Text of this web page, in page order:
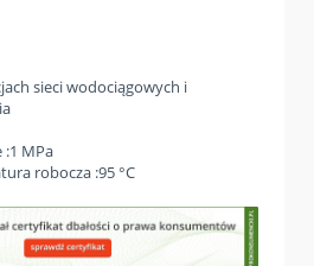
sieci wodociągowych i
:1 MPa
robocza :95 °C